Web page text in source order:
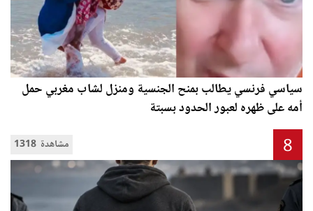
سياسي فرنسي يطالب بمنح الجنسية ومنزل لشاب مغربي حمل
أمه على ظهره لعبور الحدود بسبتة
1318 مشاهدة 8